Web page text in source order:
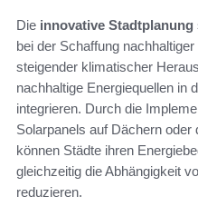
Die innovative Stadtplanung
bei der Schaffung
steigender klimatischer
nachhaltige Energiequellen in
integrieren. Durch die
Solarpanels auf Dächern
können Städte ihren
gleichzeitig die Abhängigkeit
reduzieren.